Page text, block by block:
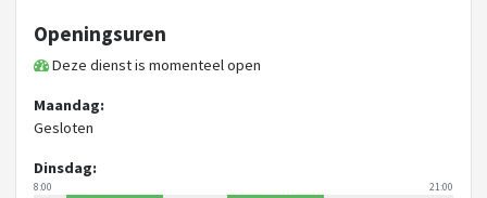
Openingsuren
Deze dienst is momenteel open
Maandag:
Gesloten
Dinsdag:
8:00 21:00